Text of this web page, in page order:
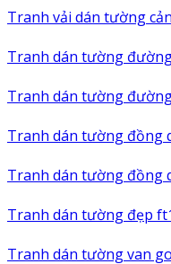
Tranh vải dán tường
Tranh dán tường
Tranh dán tường
Tranh dán tường đồng
Tranh dán tường đồng
Tranh dán tường đẹp
Tranh dán tường van